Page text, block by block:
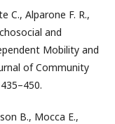
C., Alparone F. R.,
and
Mobility and
of Community
B., Mocca E.,